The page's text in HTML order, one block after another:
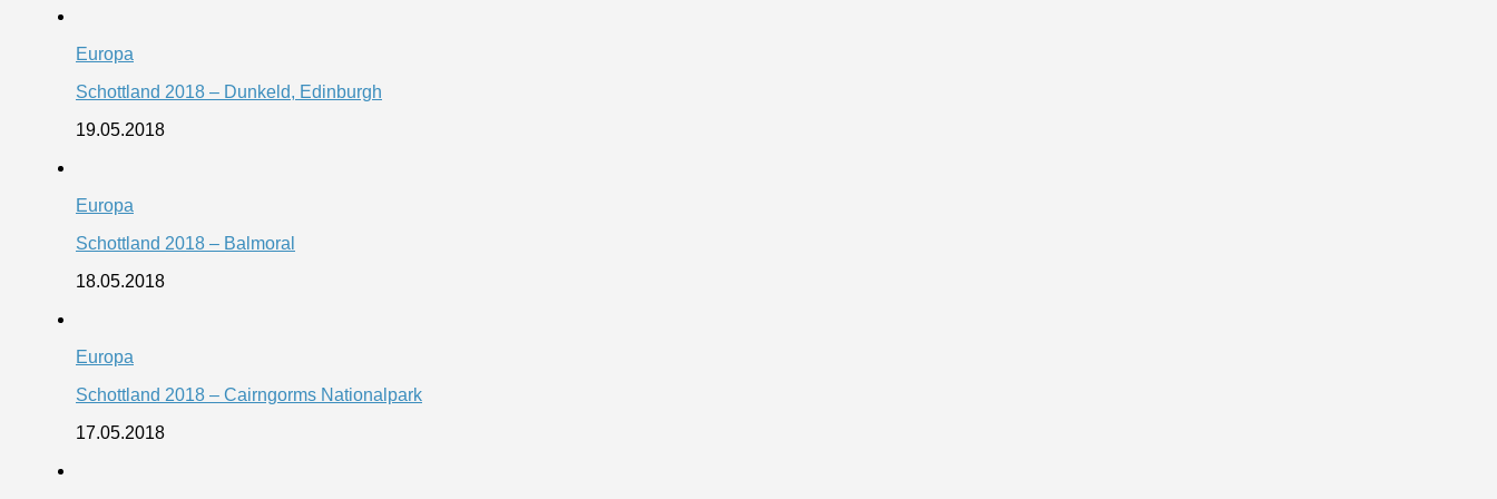
Europa
Schottland 2018 – Dunkeld, Edinburgh
19.05.2018
Europa
Schottland 2018 – Balmoral
18.05.2018
Europa
Schottland 2018 – Cairngorms Nationalpark
17.05.2018